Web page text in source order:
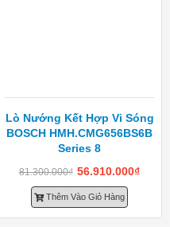
Lò Nướng Kết Hợp Vi Sóng
BOSCH HMH.CMG656BS6B
Series 8
81.300.000₫ 56.910.000₫
Thêm Vào Giỏ Hàng